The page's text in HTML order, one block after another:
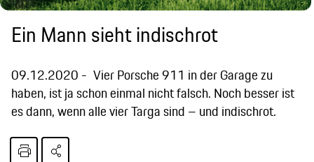
Ein Mann sieht indischrot
09.12.2020
Vier Porsche 911 in der Garage zu
haben, ist ja schon einmal nicht falsch. Noch besser ist
es dann, wenn alle vier Targa sind – und indischrot.